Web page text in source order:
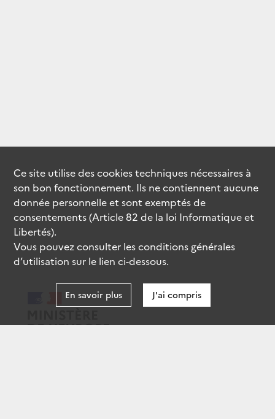
Ce site utilise descookiestechniques nécessaires à
son bon fonctionnement. Ils ne contiennent aucune
donnée personnelle et sont exemptés de
consentements (Article 82 de la loi Informatique et
Libertés).
Vous pouvez consulter les conditions générales
d’utilisation sur le lien ci-dessous.
En savoir plus J'ai compris